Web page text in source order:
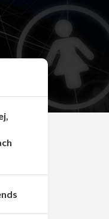
Udostępnij